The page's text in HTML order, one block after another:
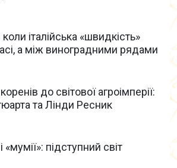
італійська «швидкість»
а між виноградними рядами
до світової агроімперії:
та Лінди Ресник
підступний світ